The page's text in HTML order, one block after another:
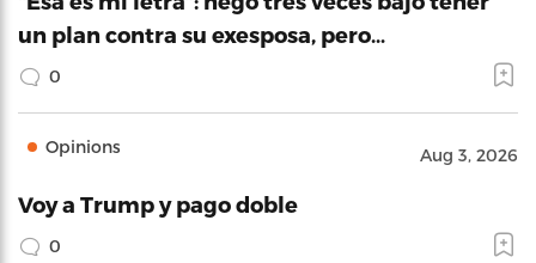
un plan contra su exesposa, pero…
0
Opinions Aug 3, 2026
Voy a Trump y pago doble
0